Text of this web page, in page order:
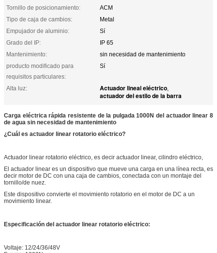
Tornillo de posicionamiento:
ACM
Tipo de caja de cambios:
Metal
Empujador de aluminio:
Sí
Grado del IP:
IP 65
Mantenimiento:
sin necesidad de mantenimiento
producto modificado para
requisitos particulares:
Sí
Alta luz: Actuador lineal eléctrico,
actuador del estilo de la barra
Carga eléctrica rápida resistente de la pulgada 1000N del actuador linear 8
de agua sin necesidad de mantenimiento
¿Cuál es actuador linear rotatorio eléctrico?
Actuador linear rotatorio eléctrico, es decir actuador linear, cilindro eléctrico,
El actuador linear es un dispositivo que mueve una carga en una línea recta, es
decir motor de DC con una caja de cambios, conectada con un montaje del
tornillo/de nuez.
Este dispositivo convierte el movimiento rotatorio en el motor de DC a un
movimiento linear.
Especificación del actuador linear rotatorio eléctrico:
Voltaje: 12/24/36/48V